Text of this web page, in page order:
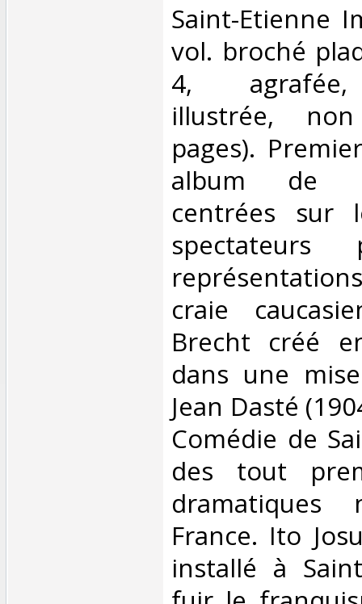
‎Saint-Etienne
vol. broché
4, agrafée,
illustrée,
pages).
album de
centrées sur
spectateurs
craie
Brecht créé
dans une
Jean Dasté
Comédie de
des tout
dramatiques
France. Ito
installé à